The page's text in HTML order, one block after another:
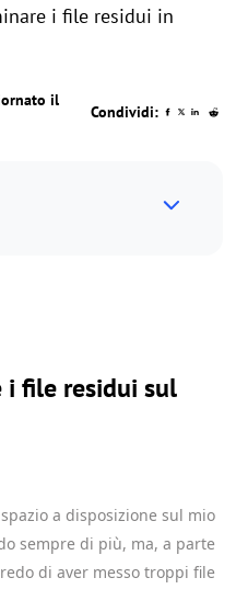
i file residui in
il
Condividi:
i file residui sul
a disposizione sul mio
sempre di più, ma, a parte
di aver messo troppi file